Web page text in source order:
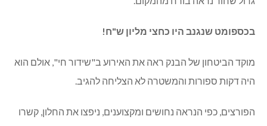
בכספומט שנגנב היו כחצי מליון ש"ח!
מוקד הביטחון של הבנק ראה את האירוע ב"שידור חי", אולם הוא
היה דקות ספורות והמשטרה לא הצליחה להגיב.
הפורצים, כפי הנראה נחושים ומקצוענים, ניפצו את החלון, קשרו